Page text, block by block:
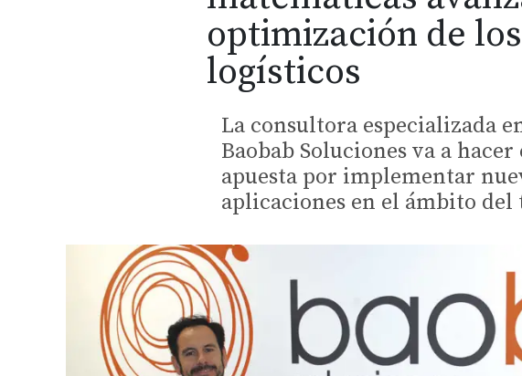
optimización de
logísticos
La consultora especializada
Baobab Soluciones va a
apuesta por implementar
aplicaciones en el ámbito